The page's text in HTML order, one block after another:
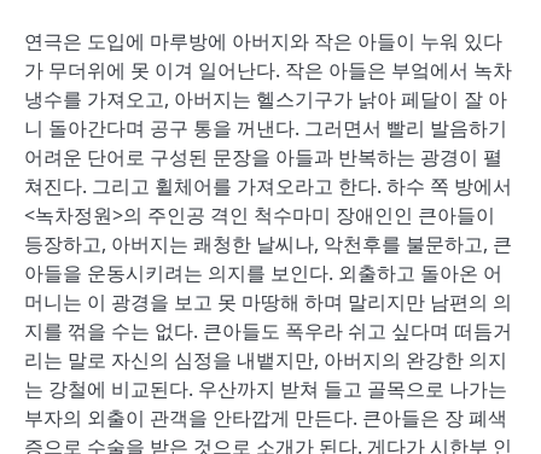
연극은 도입에 마루방에 아버지와 작은 아들이 누워 있다
가 무더위에 못 이겨 일어난다. 작은 아들은 부엌에서 녹차
냉수를 가져오고, 아버지는 헬스기구가 낡아 페달이 잘 아
니 돌아간다며 공구 통을 꺼낸다. 그러면서 빨리 발음하기
어려운 단어로 구성된 문장을 아들과 반복하는 광경이 펼
쳐진다. 그리고 휠체어를 가져오라고 한다. 하수 쪽 방에서
<녹차정원>의 주인공 격인 척수마미 장애인인 큰아들이
등장하고, 아버지는 쾌청한 날씨나, 악천후를 불문하고, 큰
아들을 운동시키려는 의지를 보인다. 외출하고 돌아온 어
머니는 이 광경을 보고 못 마땅해 하며 말리지만 남편의 의
지를 꺾을 수는 없다. 큰아들도 폭우라 쉬고 싶다며 떠듬거
리는 말로 자신의 심정을 내뱉지만, 아버지의 완강한 의지
는 강철에 비교된다. 우산까지 받쳐 들고 골목으로 나가는
부자의 외출이 관객을 안타깝게 만든다. 큰아들은 장 폐색
증으로 수술을 받은 것으로 소개가 된다. 게다가 시한부 인